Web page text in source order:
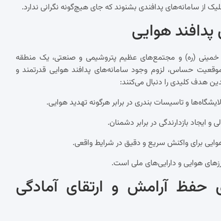
سامانه‌های پدافندی بشنوند که جای هیچ‌گونه نگرانی ندارد.
هوایی
خمینی (ره) و مجتمع‌های عظیم پتروشیمی و صنعتی، یک منطقه
حساس، لزوم وجود سامانه‌های پدافند هوایی قدرتمند و
هدف کلیدی را دنبال می‌کنند:
و تاسیسات بندری در برابر هرگونه تهدید هوایی.
ایجاد بازدارندگی در برابر دشمنان.
برای واکنش سریع و دقیق در شرایط واقعی.
هوایی و دارایی‌های ملی است.
حفظ آرامش و ارتقای آمادگی